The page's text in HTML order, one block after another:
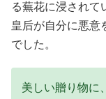
る蕪花に浸されて
皇后が自分に悪意
でした。
美しい贈り物に